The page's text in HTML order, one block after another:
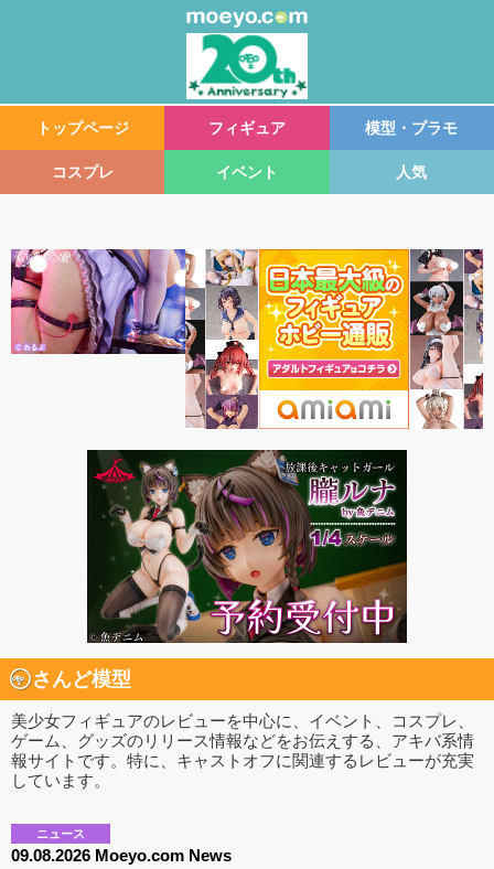
トップページ フィギュア 模型・プラモ
コスプレ イベント 人気
さんど模型
美少女フィギュアのレビューを中心に、イベント、コスプレ、
ゲーム、グッズのリリース情報などをお伝えする、アキバ系情
報サイトです。特に、キャストオフに関連するレビューが充実
しています。
ニュース
09.08.2026 Moeyo.com News